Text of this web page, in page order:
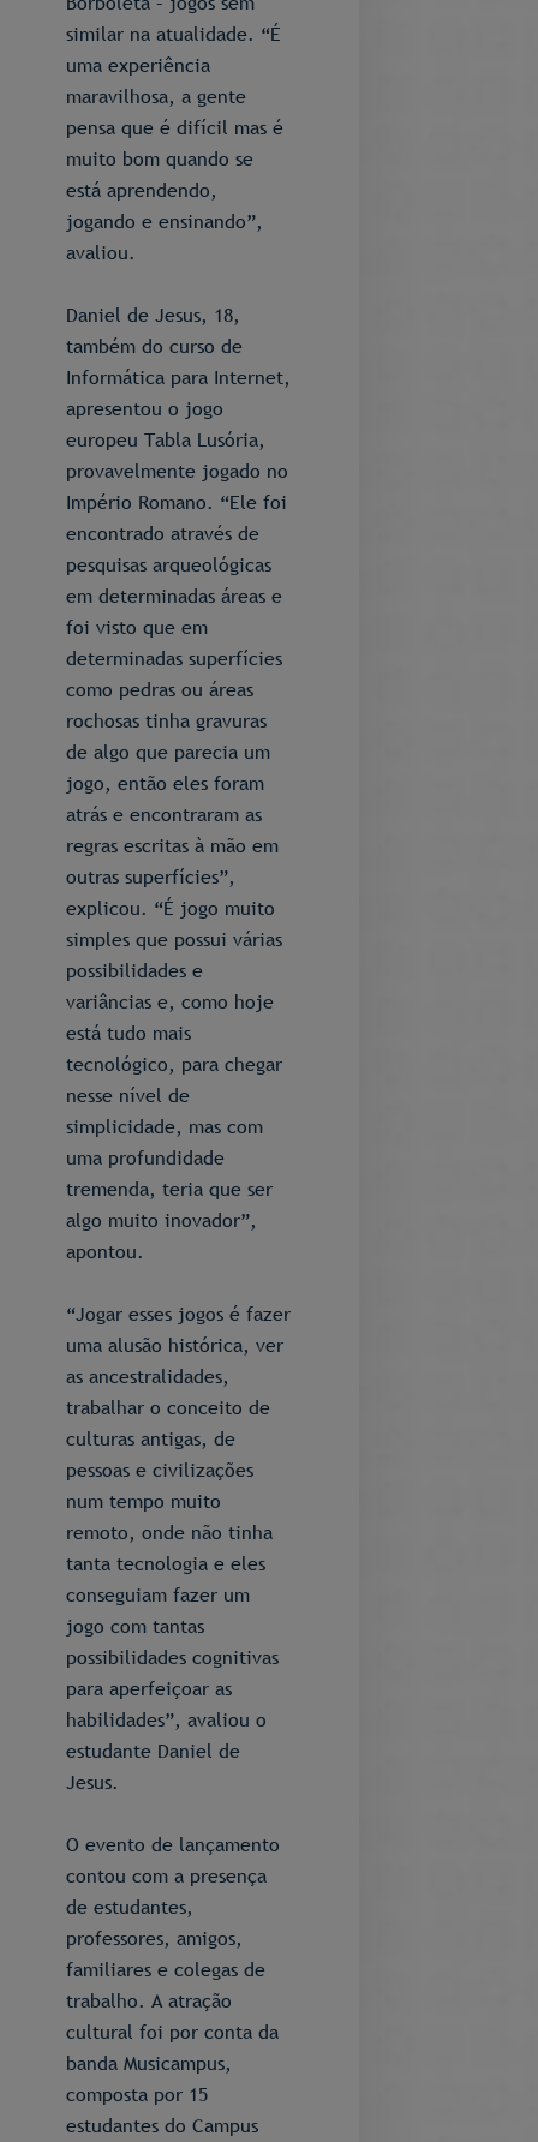
similar na atualidade. “É
uma experiência
maravilhosa, a gente
pensa que é difícil mas é
muito bom quando se
está aprendendo,
jogando e ensinando”,
avaliou.
Daniel de Jesus, 18,
também do curso de
Informática para Internet,
apresentou o jogo
europeu Tabla Lusória,
provavelmente jogado no
Império Romano. “Ele foi
encontrado através de
pesquisas arqueológicas
em determinadas áreas e
foi visto que em
determinadas superfícies
como pedras ou áreas
rochosas tinha gravuras
de algo que parecia um
jogo, então eles foram
atrás e encontraram as
regras escritas à mão em
outras superfícies”,
explicou. “É jogo muito
simples que possui várias
possibilidades e
variâncias e, como hoje
está tudo mais
tecnológico, para chegar
nesse nível de
simplicidade, mas com
uma profundidade
tremenda, teria que ser
algo muito inovador”,
apontou.
“Jogar esses jogos é fazer
uma alusão histórica, ver
as ancestralidades,
trabalhar o conceito de
culturas antigas, de
pessoas e civilizações
num tempo muito
remoto, onde não tinha
tanta tecnologia e eles
conseguiam fazer um
jogo com tantas
possibilidades cognitivas
para aperfeiçoar as
habilidades”, avaliou o
estudante Daniel de
Jesus.
O evento de lançamento
contou com a presença
de estudantes,
professores, amigos,
familiares e colegas de
trabalho. A atração
cultural foi por conta da
banda Musicampus,
composta por 15
estudantes do Campus